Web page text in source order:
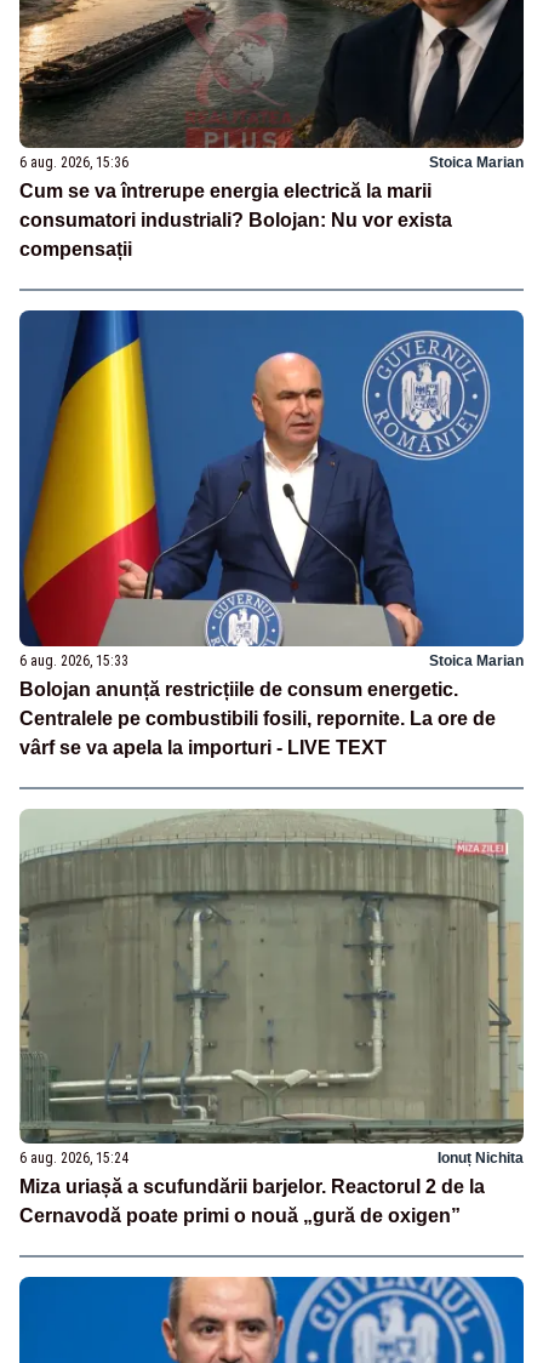
6 aug. 2026, 15:36 Stoica Marian
Cum se va întrerupe energia electrică la marii
consumatori industriali? Bolojan: Nu vor exista
compensații
6 aug. 2026, 15:33 Stoica Marian
Bolojan anunță restricțiile de consum energetic.
Centralele pe combustibili fosili, repornite. La ore de
vârf se va apela la importuri - LIVE TEXT
6 aug. 2026, 15:24 Ionuț Nichita
Miza uriașă a scufundării barjelor. Reactorul 2 de la
Cernavodă poate primi o nouă „gură de oxigen”